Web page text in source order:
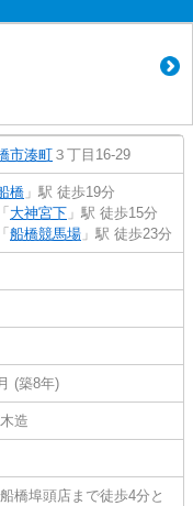
市湊町 ３丁目16-29
橋 」駅 徒歩19分
「 大神宮下 」駅 徒歩15分
「 船橋競馬場 」駅 徒歩23分
(築8年)
造
橋埠頭店まで徒歩4分と